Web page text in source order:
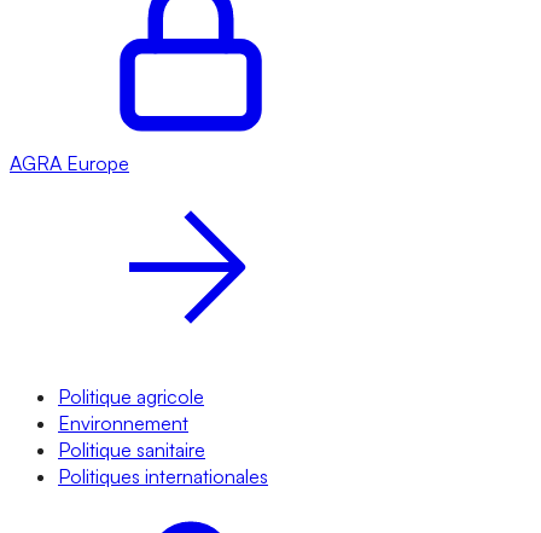
AGRA Europe
Politique agricole
Environnement
Politique sanitaire
Politiques internationales